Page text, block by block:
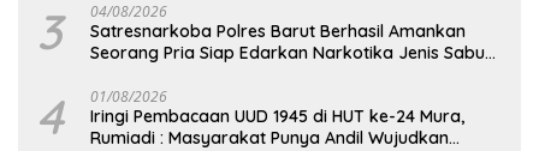
3 04/08/2026
Satresnarkoba Polres Barut Berhasil Amankan
Seorang Pria Siap Edarkan Narkotika Jenis Sabu
4 01/08/2026
Iringi Pembacaan UUD 1945 di HUT ke-24 Mura,
Rumiadi : Masyarakat Punya Andil Wujudkan